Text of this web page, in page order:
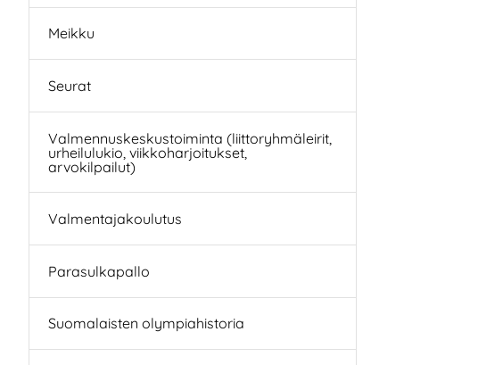
Meikku
Seurat
Valmennuskeskustoiminta (liittoryhmäleirit,
urheilulukio, viikkoharjoitukset,
arvokilpailut)
Valmentajakoulutus
Parasulkapallo
Suomalaisten olympiahistoria